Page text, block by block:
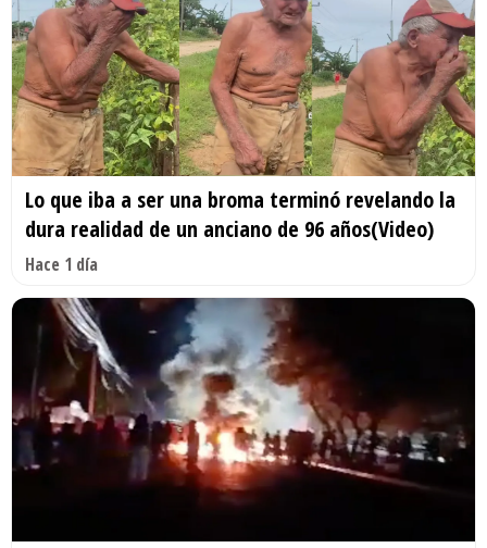
Lo que iba a ser una broma terminó revelando la
dura realidad de un anciano de 96 años(Video)
Hace 1 día